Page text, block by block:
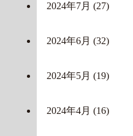
2024年7月 (27)
2024年6月 (32)
2024年5月 (19)
2024年4月 (16)